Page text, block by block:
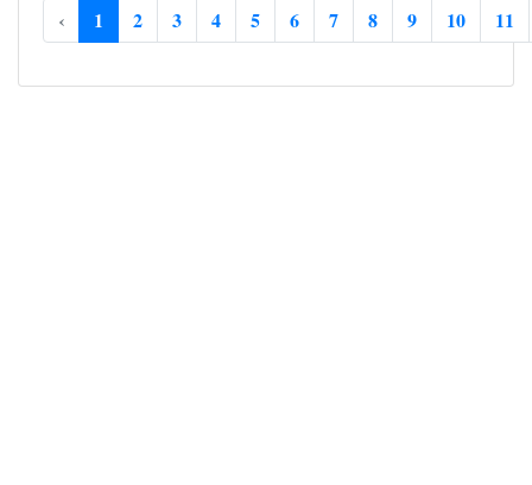
‹ 1 2 3 4 5 6 7 8 9 10 11